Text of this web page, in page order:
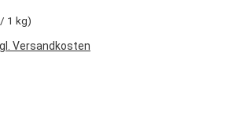
1 kg)
Versandkosten
von 4.5 von 5 Sternen